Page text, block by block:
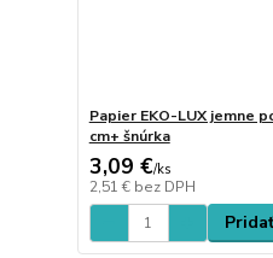
Papier EKO-LUX jemne
cm+ šnúrka
3,09 €/ks
2,51 € bez DPH